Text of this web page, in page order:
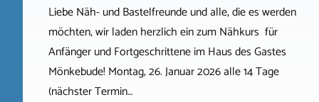
Liebe Näh- und Bastelfreunde und alle, die es werden
möchten, wir laden herzlich ein zum Nähkurs für
Anfänger und Fortgeschrittene im Haus des Gastes
Mönkebude! Montag, 26. Januar 2026 alle 14 Tage
(nächster Termin…